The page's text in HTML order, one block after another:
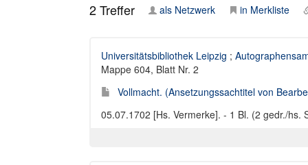
2Treffer als Netzwerk in Merkliste
Universitätsbibliothek Leipzig ;
Mappe 604, Blatt Nr. 2
Vollmacht. (Ansetzungssachtitel von
05.07.1702 [Hs. Vermerke]. - 1 Bl. (2 gedr./hs.